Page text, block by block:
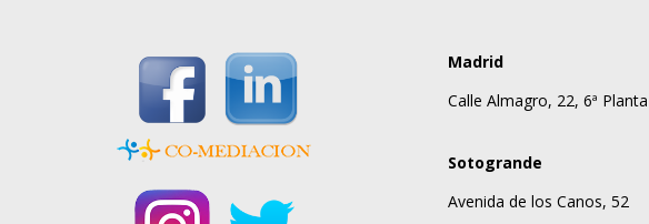
Madrid
Calle Almagro, 22, 6ª Planta
Sotogrande
Avenida de los Canos, 52